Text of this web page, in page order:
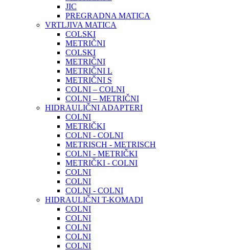
JIC
PREGRADNA MATICA
VRTLJIVA MATICA
COLSKI
METRIČNI
COLSKI
METRIČNI
METRIČNI L
METRIČNI S
COLNI – COLNI
COLNI – METRIČNI
HIDRAULIČNI ADAPTERI
COLNI
METRIČKI
COLNI - COLNI
METRISCH - METRISCH
COLNI - METRIČKI
METRIČKI - COLNI
COLNI
COLNI
COLNI - COLNI
HIDRAULIČNI T-KOMADI
COLNI
COLNI
COLNI
COLNI
COLNI